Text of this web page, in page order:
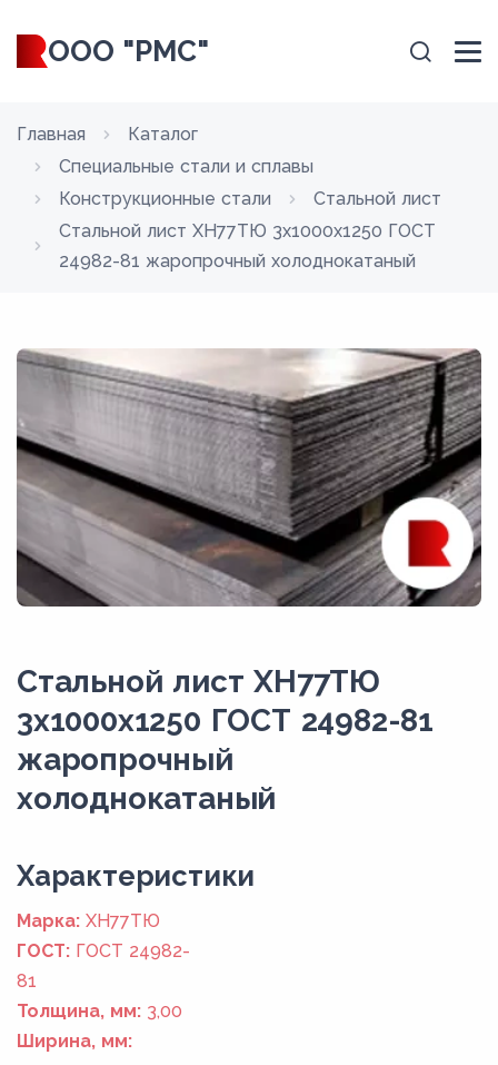
ООО "РМС"
Главная
Каталог
Специальные стали и сплавы
Конструкционные стали
Стальной лист
Стальной лист ХН77ТЮ 3x1000x1250 ГОСТ
24982-81 жаропрочный холоднокатаный
Стальной лист ХН77ТЮ
3x1000x1250 ГОСТ 24982-81
жаропрочный
холоднокатаный
Xарактеристики
Марка: ХН77ТЮ
ГОСТ: ГОСТ 24982-
81
Толщина, мм: 3,00
Ширина, мм: